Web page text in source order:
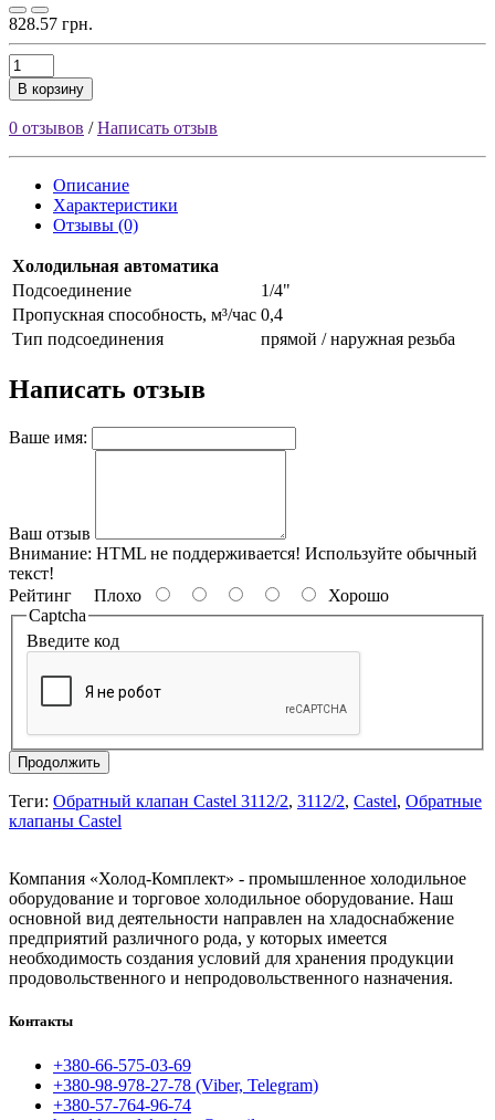
828.57 грн.
В корзину
0 отзывов /Написать отзыв
Описание
Характеристики
Отзывы (0)
Холодильная автоматика
Подсоединение
1/4"
Пропускная способность, м³/час 0,4
Тип подсоединения
прямой / наружная резьба
Написать отзыв
Ваше имя:
Ваш отзыв
Внимание: HTML не поддерживается! Используйте обычный
текст!
Рейтинг Плохо
Хорошо
Captcha
Введите код
Продолжить
Теги: Обратный клапан Castel 3112/2, 3112/2, Castel, Обратные
клапаны Castel
Компания «Холод-Комплект» - промышленное холодильное
оборудование и торговое холодильное оборудование. Наш
основной вид деятельности направлен на хладоснабжение
предприятий различного рода, у которых имеется
необходимость создания условий для хранения продукции
продовольственного и непродовольственного назначения.
Контакты
+380-66-575-03-69
+380-98-978-27-78 (Viber, Telegram)
+380-57-764-96-74